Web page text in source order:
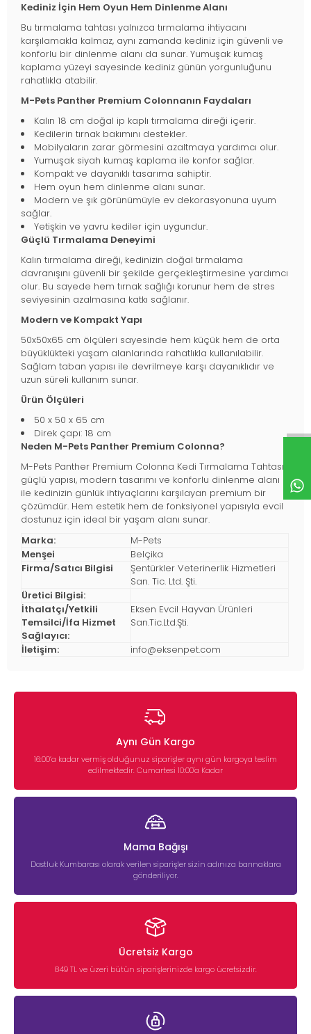
Kediniz İçin Hem Oyun Hem Dinlenme Alanı
Bu tırmalama tahtası yalnızca tırmalama ihtiyacını
karşılamakla kalmaz, aynı zamanda kediniz için güvenli ve
konforlu bir dinlenme alanı da sunar. Yumuşak kumaş
kaplama yüzeyi sayesinde kediniz günün yorgunluğunu
rahatlıkla atabilir.
M-Pets Panther Premium Colonnanın Faydaları
Kalın 18 cm doğal ip kaplı tırmalama direği içerir.
Kedilerin tırnak bakımını destekler.
Mobilyaların zarar görmesini azaltmaya yardımcı olur.
Yumuşak siyah kumaş kaplama ile konfor sağlar.
Kompakt ve dayanıklı tasarıma sahiptir.
Hem oyun hem dinlenme alanı sunar.
Modern ve şık görünümüyle ev dekorasyonuna uyum
sağlar.
Yetişkin ve yavru kediler için uygundur.
Güçlü Tırmalama Deneyimi
Kalın tırmalama direği, kedinizin doğal tırmalama
davranışını güvenli bir şekilde gerçekleştirmesine yardımcı
olur. Bu sayede hem tırnak sağlığı korunur hem de stres
seviyesinin azalmasına katkı sağlanır.
Modern ve Kompakt Yapı
50x50x65 cm ölçüleri sayesinde hem küçük hem de orta
büyüklükteki yaşam alanlarında rahatlıkla kullanılabilir.
Sağlam taban yapısı ile devrilmeye karşı dayanıklıdır ve
uzun süreli kullanım sunar.
Ürün Ölçüleri
50 x 50 x 65 cm
Direk çapı: 18 cm
Neden M-Pets Panther Premium Colonna?
M-Pets Panther Premium Colonna Kedi Tırmalama Tahtası,
güçlü yapısı, modern tasarımı ve konforlu dinlenme alanı
ile kedinizin günlük ihtiyaçlarını karşılayan premium bir
çözümdür. Hem estetik hem de fonksiyonel yapısıyla evcil
dostunuz için ideal bir yaşam alanı sunar.
Marka:
M-Pets
Menşei
Belçika
Firma/Satıcı Bilgisi
Şentürkler Veterinerlik Hizmetleri
San. Tic. Ltd. Şti.
Üretici Bilgisi:
İthalatçı/Yetkili
Temsilci/İfa Hizmet
Sağlayıcı:
Eksen Evcil Hayvan Ürünleri
San.Tic.Ltd.Şti.
İletişim: info@eksenpet.com
Aynı Gün Kargo
16:00’a kadar vermiş olduğunuz siparişler aynı gün kargoya teslim
edilmektedir. Cumartesi 10:00'a Kadar
Mama Bağışı
Dostluk Kumbarası olarak verilen siparişler sizin adınıza barınaklara
gönderiliyor.
Ücretsiz Kargo
849 TL ve üzeri bütün siparişlerinizde kargo ücretsizdir.